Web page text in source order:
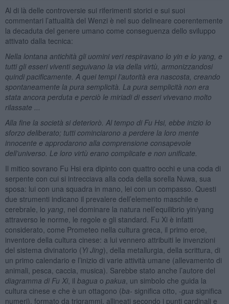
Al di là delle controversie sui riferimenti storici e sui suoi
commentari l’attualità del Wenzi è nel suo delineare coerentemente
la decaduta del genere umano come conseguenza dello sviluppo
attivato dalla tecnica:
Nella lontana antichità gli uomini veri respiravano lo yin e lo yang, e
tutti gli esseri viventi seguivano la via della virtù, armonizzandosi
quindi pacificamente. A quei tempi l’autorità era nascosta, creando
spontaneamente la pura semplicità. La pura semplicità non era
stata ancora perduta e perciò le miriadi di esseri vivevano molto
rilassate ...
Alla fine la società si deteriorò. Al tempo di Fu Hsi, ebbe inizio lo
sforzo deliberato; tutti cominciarono a perdere la loro mente
innocente e approdarono alla comprensione consapevole
dell’universo. Le loro virtù erano complicate e non unificate.
Il mitico sovrano Fu Hsi era dipinto con quattro occhi e una coda di
serpente con cui si intrecciava alla coda della sorella Nuwa, sua
sposa: lui con una squadra in mano, lei con un compasso. Questi
due strumenti indicano il prevalere dell’elemento maschile e
cerebrale, lo yang, nel dominare la natura nell’equilibrio yin/yang
attraverso le norme, le regole e gli standard. Fu Xi è infatti
considerato, come Prometeo nella cultura greca, il primo eroe,
inventore della cultura cinese: a lui vennero attribuiti le invenzioni
del sistema divinatorio (Yi Jing), della metallurgia, della scrittura, di
un primo calendario e l’inizio di varie attività umane (allevamento di
animali, pesca, caccia, musica). Sarebbe stato anche l’autore del
diagramma di Fu Xi, il bagua o pakua , un simbolo che guida la
cultura cinese e che è un ottagono (ba- significa otto, -gua significa
numeri), formato da trigrammi, allineati secondo i punti cardinali e